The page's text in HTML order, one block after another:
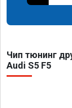
Чип тюнинг
Audi S5 F5